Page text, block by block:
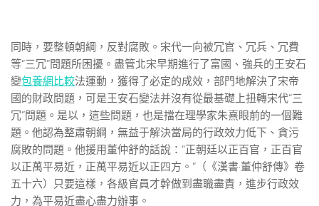
同時，要整頓朝綱，反對腐敗。宋代一向被冗官、冗兵、冗費
等“三冗”問題所困擾。盡管北宋早期進行了富國、強兵的王安石
變包養網比較法運動，獲得了必定的成效，部門地解決了宋帝
國的財政問題，可是王安石變法并沒有從最基礎上扭轉宋代“三
冗”問題。是以，這些問題，也是擋在理學家朱熹眼前的一個難
題。他認為整肅朝綱，無益于解決當局的行政效力低下、貪污
腐敗的問題。他援用董仲舒的話說：“正朝廷以正百官，正百官
以正萬平易近，正萬平易近以正四方。”（《漢書·董仲舒傳》卷
五十六）只要這樣，各級官員才幹做到盡職盡責，進步行政效
力，為平易近盡心盡力辦事。